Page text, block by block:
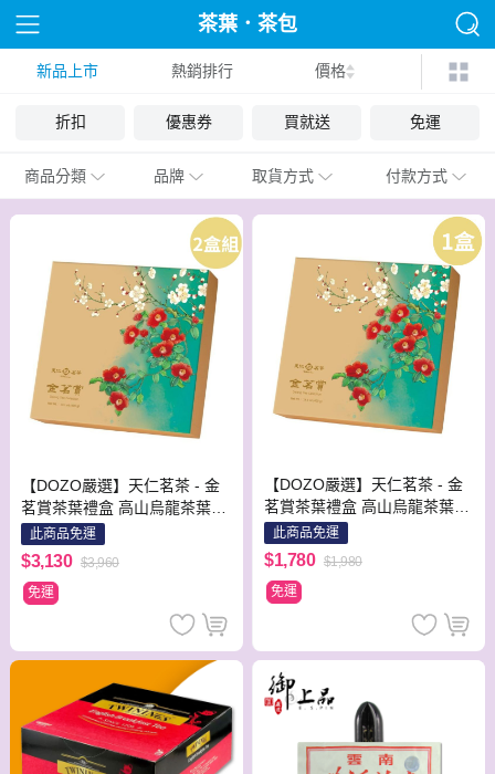
茶葉．茶包
新品上市 熱銷排行 價格
折扣 優惠券 買就送 免運
商品分類 品牌 取貨方式 付款方式
【DOZO嚴選】天仁茗茶 - 金
茗賞茶葉禮盒 高山烏龍茶葉20
0g+凍頂烏龍茶葉200g(附提
袋) x 2盒 / 組
此商品免運
$3,130 $3,960
免運
【DOZO嚴選】天仁茗茶 - 金
茗賞茶葉禮盒 高山烏龍茶葉20
0g+凍頂烏龍茶葉200g(附提
袋) x1盒
此商品免運
$1,780 $1,980
免運